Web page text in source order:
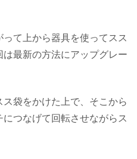
て上から器具を使ってスス
最新の方法にアップグレー
袋をかけた上で、そこから
つなげて回転させながらス